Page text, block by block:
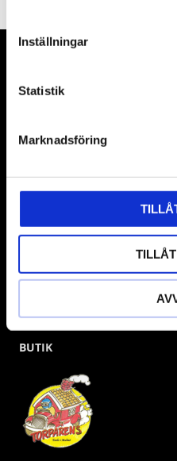
Inställningar
Statistik
Marknadsföring
Våra främsta leverantörer
& däckmaskiner och
gärna om vad som helst då
BUTIK